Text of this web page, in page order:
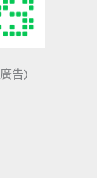
告)